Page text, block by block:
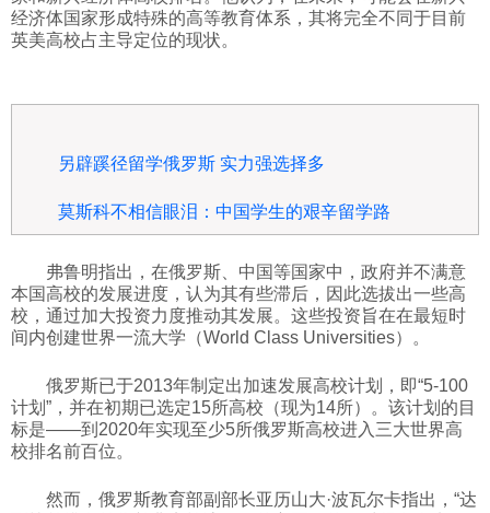
经济体国家形成特殊的高等教育体系，其将完全不同于目前
英美高校占主导定位的现状。
另辟蹊径留学俄罗斯 实力强选择多
莫斯科不相信眼泪：中国学生的艰辛留学路
弗鲁明指出，在俄罗斯、中国等国家中，政府并不满意
本国高校的发展进度，认为其有些滞后，因此选拔出一些高
校，通过加大投资力度推动其发展。这些投资旨在在最短时
间内创建世界一流大学（World Class Universities）。
俄罗斯已于2013年制定出加速发展高校计划，即“5-100
计划”，并在初期已选定15所高校（现为14所）。该计划的目
标是——到2020年实现至少5所俄罗斯高校进入三大世界高
校排名前百位。
然而，俄罗斯教育部副部长亚历山大·波瓦尔卡指出，“达